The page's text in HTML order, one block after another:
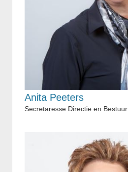
Anita Peeters
Secretaresse Directie en Bestuur